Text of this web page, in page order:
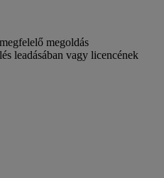
megoldás
leadásában vagy licencének